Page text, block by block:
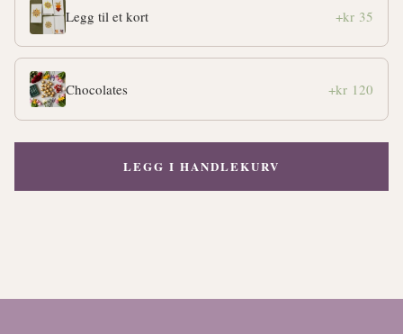
Legg til et kort +kr 35
Chocolates +kr 120
LEGG I HANDLEKURV